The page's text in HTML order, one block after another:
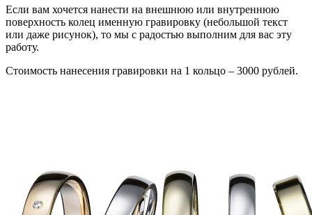
Если вам хочется нанести на внешнюю или внутреннюю
поверхность колец именную гравировку (небольшой текст
или даже рисунок), то мы с радостью выполним для вас эту
работу.
Стоимость нанесения гравировки на 1 кольцо – 3000 рублей.